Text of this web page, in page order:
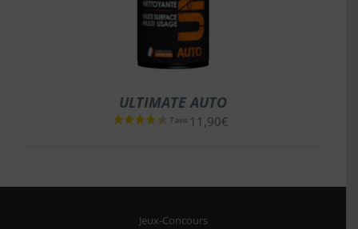
ULTIMATE AUTO
11,90€
Jeux-Concours